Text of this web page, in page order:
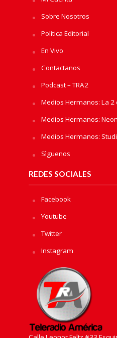
Sobre Nosotros
Política Editorial
En Vivo
Contactanos
Podcast – TRA2
Medios Hermanos: La 2
Medios Hermanos:
Medios Hermanos:
Sìguenos
REDES SOCIALES
Facebook
Youtube
Twitter
Instagram